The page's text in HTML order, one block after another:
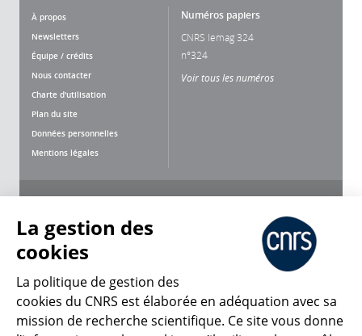
À propos
Newsletters
Équipe / crédits
Nous contacter
Charte d'utilisation
Plan du site
Données personnelles
Mentions légales
Numéros papiers
CNRS lemag 324
n°324
Voir tous les numéros
CNRS Le Mag
La gestion des
cookies
La politique de gestion des
cookies du CNRS est élaborée en adéquation avec sa
mission de recherche scientifique. Ce site vous donne